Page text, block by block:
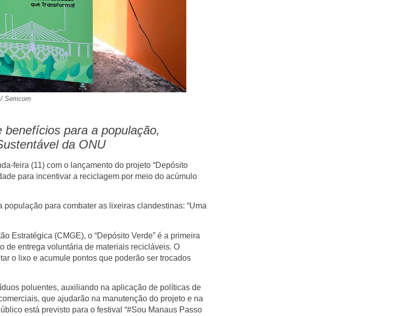
Semcom
para a população,
da ONU
feira (11) com o lançamento do projeto “Depósito
para incentivar a reciclagem por meio do acúmulo
para combater as lixeiras clandestinas: “Uma
Estratégica (CMGE), o “Depósito Verde” é a primeira
de entrega voluntária de materiais recicláveis. O
o lixo e acumule pontos que poderão ser trocados
poluentes, auxiliando na aplicação de políticas de
que ajudarão na manutenção do projeto e na
está previsto para o festival “#Sou Manaus Passo